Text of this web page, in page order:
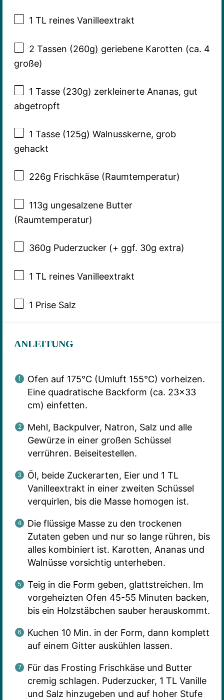
1 TL reines Vanilleextrakt
2 Tassen (260g) geriebene Karotten (ca. 4
große)
1 Tasse (230g) zerkleinerte Ananas, gut
abgetropft
1 Tasse (125g) Walnusskerne, grob
gehackt
226g Frischkäse (Raumtemperatur)
113g ungesalzene Butter
(Raumtemperatur)
360g Puderzucker (+ ggf. 30g extra)
1 TL reines Vanilleextrakt
1 Prise Salz
ANLEITUNG
Ofen auf 175°C (Umluft 155°C) vorheizen.
Eine quadratische Backform (ca. 23×33
cm) einfetten.
Mehl, Backpulver, Natron, Salz und alle
Gewürze in einer großen Schüssel
verrühren. Beiseitestellen.
Öl, beide Zuckerarten, Eier und 1 TL
Vanilleextrakt in einer zweiten Schüssel
verquirlen, bis die Masse homogen ist.
Die flüssige Masse zu den trockenen
Zutaten geben und nur so lange rühren, bis
alles kombiniert ist. Karotten, Ananas und
Walnüsse vorsichtig unterheben.
Teig in die Form geben, glattstreichen. Im
vorgeheizten Ofen 45-55 Minuten backen,
bis ein Holzstäbchen sauber herauskommt.
Kuchen 10 Min. in der Form, dann komplett
auf einem Gitter auskühlen lassen.
Für das Frosting Frischkäse und Butter
cremig schlagen. Puderzucker, 1 TL Vanille
und Salz hinzugeben und auf hoher Stufe